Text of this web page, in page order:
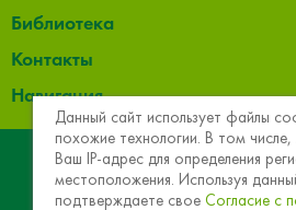
Библиотека
Контакты
Навигация
© 2013 - 2026 Эковер.
Данный сайт использует файлы
похожие технологии. В том
Ваш IP-адрес для определения
местоположения. Используя
подтверждаете свое Согласие с